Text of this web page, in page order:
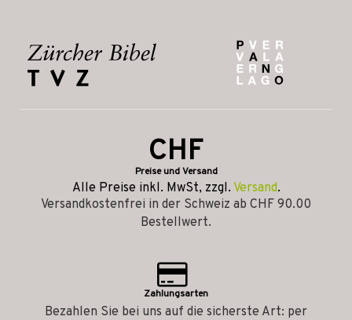
CHF
Preise und Versand
Alle Preise inkl. MwSt, zzgl. Versand.
Versandkostenfrei in der Schweiz ab CHF 90.00
Bestellwert.
Zahlungsarten
Bezahlen Sie bei uns auf die sicherste Art: per